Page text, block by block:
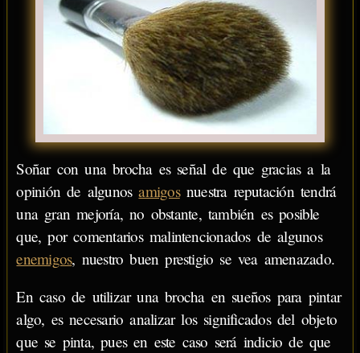
Soñar con una brocha es señal de que gracias a la
opinión de algunosamigosnuestra reputación tendrá
una gran mejoría, no obstante, también es posible
que, por comentarios malintencionados de algunos
enemigos, nuestro buen prestigio se vea amenazado.
En caso de utilizar una brocha en sueños para pintar
algo, es necesario analizar los significados del objeto
que se pinta, pues en este caso será indicio de que